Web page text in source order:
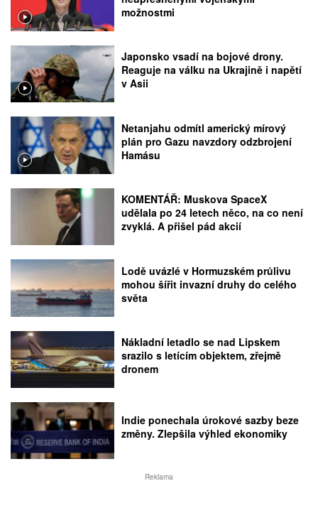
možnostmi
Japonsko vsadí na bojové drony.
Reaguje na válku na Ukrajině i napětí
v Asii
Netanjahu odmítl americký mírový
plán pro Gazu navzdory odzbrojení
Hamásu
KOMENTÁŘ: Muskova SpaceX
udělala po 24 letech něco, na co není
zvyklá. A přišel pád akcií
Lodě uvázlé v Hormuzském průlivu
mohou šířit invazní druhy do celého
světa
Nákladní letadlo se nad Lipskem
srazilo s letícím objektem, zřejmě
dronem
Indie ponechala úrokové sazby beze
změny. Zlepšila výhled ekonomiky
Reklama